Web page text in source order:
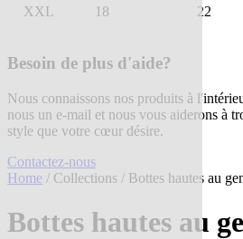
XXL 18 22
Besoin de plus d'aide?
Nous connaissons nos produits à
nous un e-mail et nous vous aiderons à
style que votre cœur désire.
Contactez-nous
Home / Collections / Bottes hautes au
Bottes hautes au